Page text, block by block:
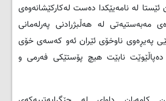
ئێستا لە نامەیێکدا دەست لەکارکێشانەوەی
مەبەستیەتی لە هەڵبژرادنی پەرلەمانی
پەیڕەوی ناوخۆی ئێران ئەو کەسەی خۆی
دەپاڵێوێت نابێت هیچ پۆستێکی فەرمی و